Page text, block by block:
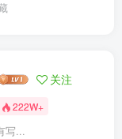
关注
222W+
写...